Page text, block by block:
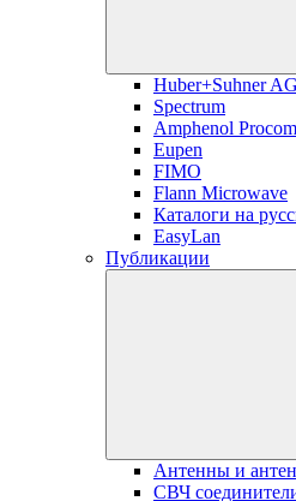
Huber+Suhner AG
Spectrum
Amphenol Procom
Eupen
FIMO
Flann Microwave
Каталоги на
EasyLan
Публикации
Антенны и
СВЧ